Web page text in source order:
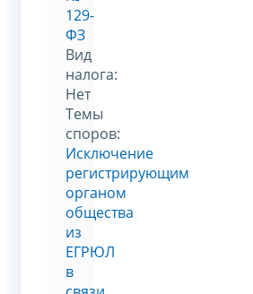
129-
ФЗ
Вид
налога:
Нет
Темы
споров:
Исключение
регистрирующим
органом
общества
из
ЕГРЮЛ
в